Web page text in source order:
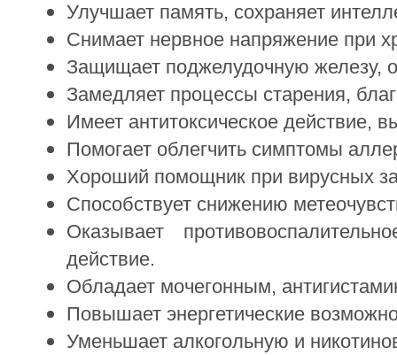
Улучшает память, сохраняет
Снимает нервное напряжение при
Защищает поджелудочную железу,
Замедляет процессы старения,
Имеет антитоксическое действие,
Помогает облегчить симптомы
Хороший помощник при вирусных
Способствует снижению
Оказывает
действие.
Обладает мочегонным,
Повышает энергетические
Уменьшает алкогольную и